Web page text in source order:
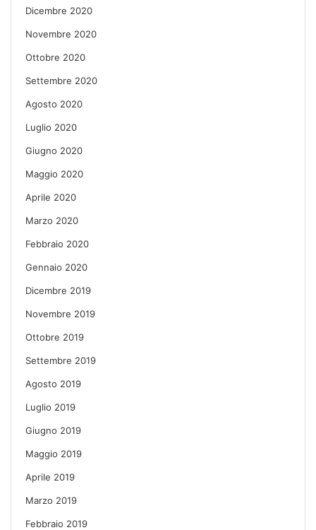
Dicembre 2020
Novembre 2020
Ottobre 2020
Settembre 2020
Agosto 2020
Luglio 2020
Giugno 2020
Maggio 2020
Aprile 2020
Marzo 2020
Febbraio 2020
Gennaio 2020
Dicembre 2019
Novembre 2019
Ottobre 2019
Settembre 2019
Agosto 2019
Luglio 2019
Giugno 2019
Maggio 2019
Aprile 2019
Marzo 2019
Febbraio 2019